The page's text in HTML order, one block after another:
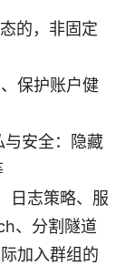
的，非固定
保护账户健
安全：隐藏
日志策略、服
、分割隧道
加入群组的